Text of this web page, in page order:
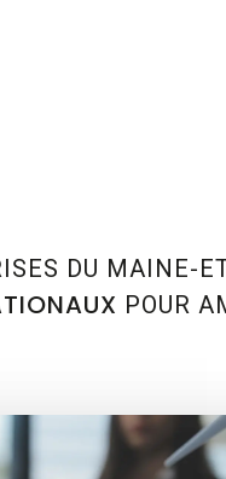
DU MAINE-
POUR